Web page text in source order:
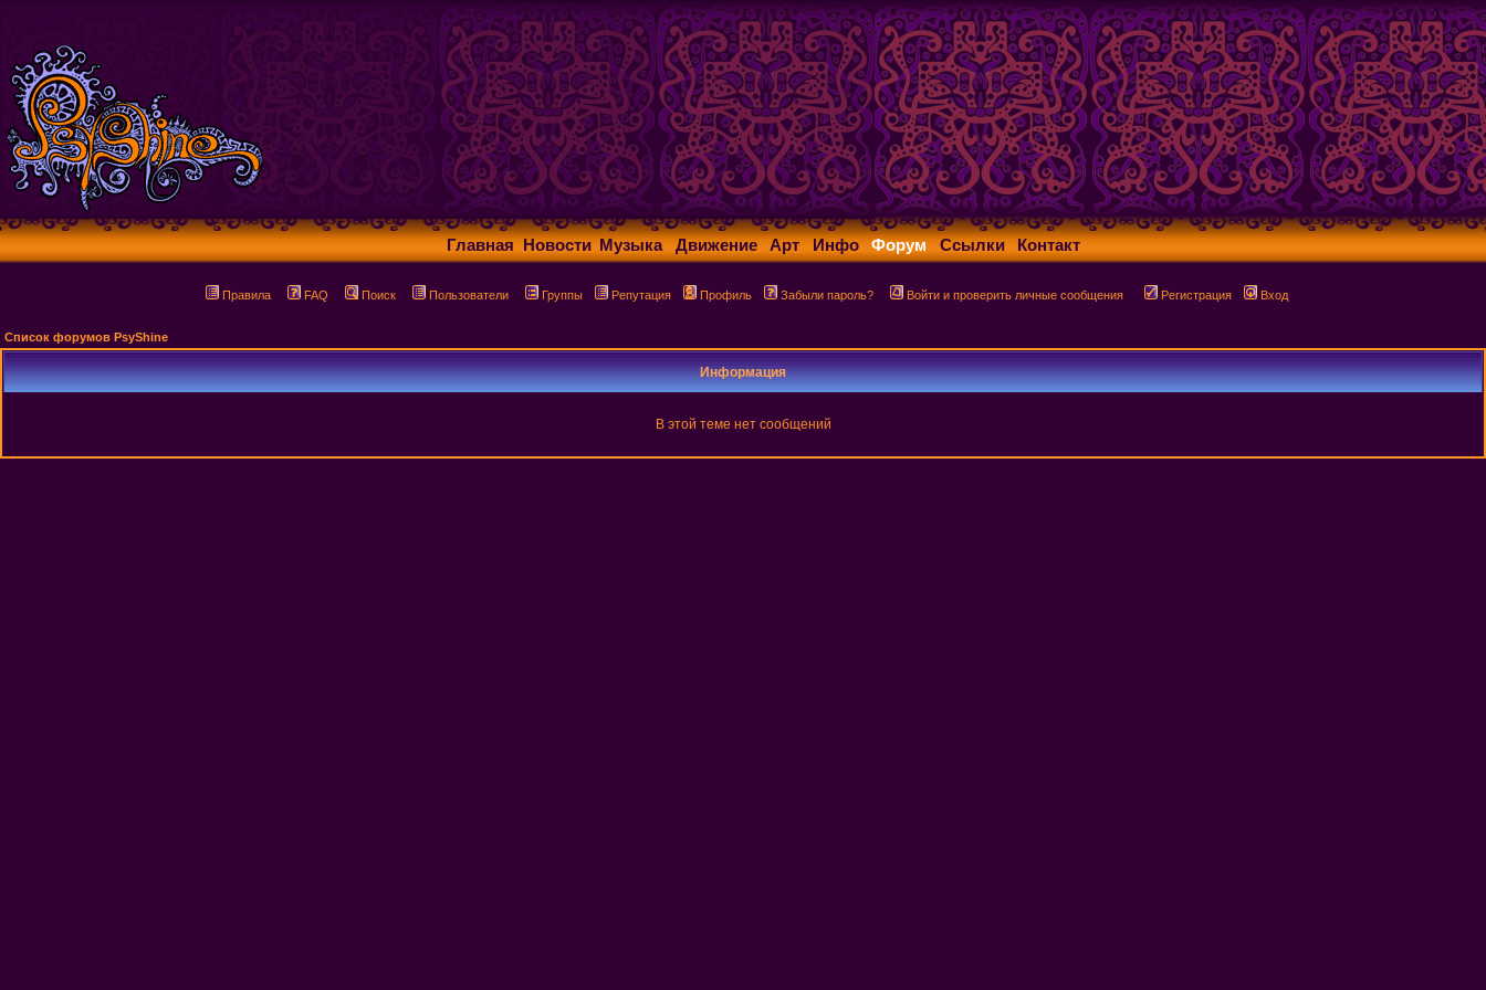
Главная Новости Музыка Движение Арт Инфо Форум Ссылки Контакт
Правила FAQ Поиск Пользователи Группы Репутация Профиль Забыли пароль? Войти и проверить личные сообщения Регистрация Вход
Список форумов PsyShine
Информация
В этой теме нет сообщений